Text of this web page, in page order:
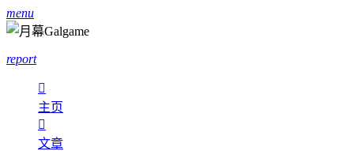
menu
report

主页

文章